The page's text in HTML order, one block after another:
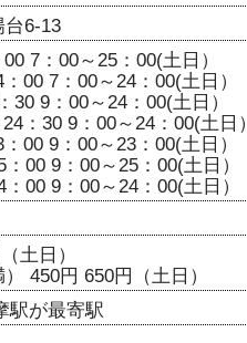
6-13
7：00～25：00(土日）
00 7：00～24：00(土日）
30 9：00～24：00(土日）
：30 9：00～24：00(土日）
00 9：00～23：00(土日）
00 9：00～25：00(土日）
00 9：00～24：00(土日）
土日）
450円 650円（土日）
駅が最寄駅